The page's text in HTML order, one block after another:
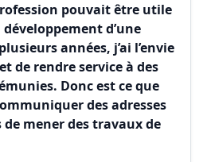
pouvait être utile
d’une
années, j’ai l’envie
de rendre service à des
Donc est ce que
des adresses
de mener des travaux de